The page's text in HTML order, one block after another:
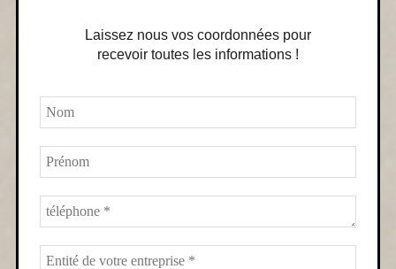
Laissez nous vos coordonnées pour
recevoir toutes les informations !